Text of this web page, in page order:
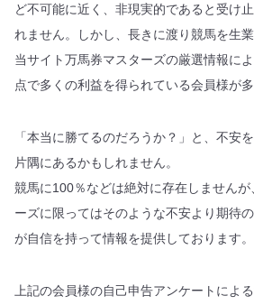
ど不可能に近く、非現実的であると受け
れません。しかし、長きに渡り競馬を生
当サイト万馬券マスターズの厳選情報に
点で多くの利益を得られている会員様が
「本当に勝てるのだろうか？」と、不安
片隅にあるかもしれません。
競馬に100％などは絶対に存在しません
ーズに限ってはそのような不安より期待
が自信を持って情報を提供しております。
上記の会員様の自己申告アンケートによ